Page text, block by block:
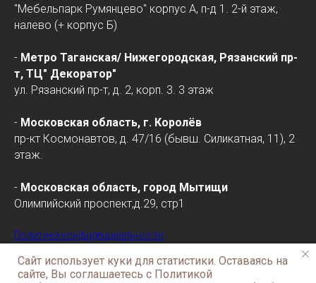
"Мебельпарк Румянцево" корпус А, п-д 1. 2-й этаж,
налево (+ корпус Б)
- Метро Таганская/ Нижегородская, Рязанский пр-
т, ТЦ" Декоратор"
ул. Рязанский пр-т, д. 2, корп. 3. 3 этаж
- Московская область, г. Королёв
пр-кт Космонавтов, д. 47/16 (бывш. Силикатная, 11), 2
этаж.
- Московская область, город Мытищи
Олимпийский проспект,д.29, стр1
Политика конфиденциальности
Сайт использует куки для статистики. Оставаясь на
сайте, Вы соглашаетесь с Политикой